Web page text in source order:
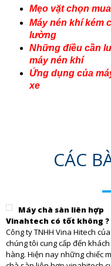
Mẹo vặt chọn
Máy nén khí kém
lường
Những điều cần
máy nén khí
Ứng dụng của
xe
CÁC
Máy chà sàn liên hợp
Vinahtech có tốt không ?
Công ty TNHH Vina Hitech của
chúng tôi cung cấp đến khách
hàng. Hiện nay những chiếc